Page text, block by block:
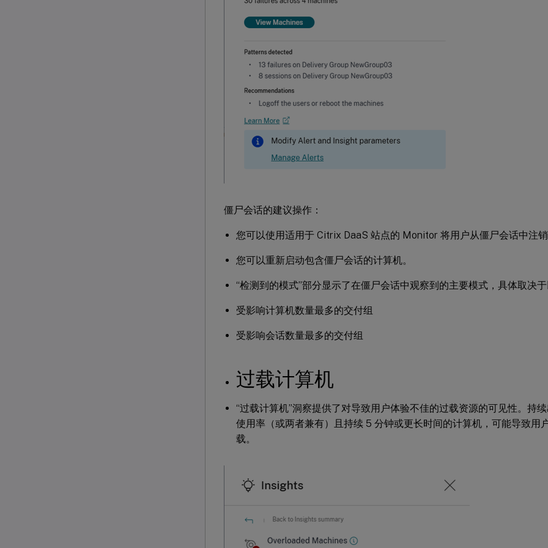
僵尸会话的建议操作：
您可以使用适用于 Citrix DaaS 站点的 Monitor 将用户从僵尸会话中注
您可以重新启动包含僵尸会话的计算机。
“检测到的模式”部分显示了在僵尸会话中观察到的主要模式，具体取决
受影响计算机数量最多的交付组
受影响会话数量最多的交付组
过载计算机
“过载计算机”洞察提供了对导致用户体验不佳的过载资源的可见性。持
使用率（或两者兼有）且持续 5 分钟或更长时间的计算机，可能导致用
载。